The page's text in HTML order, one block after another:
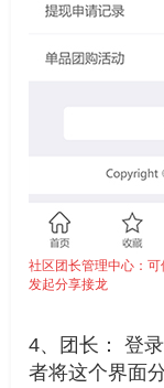
社区团长管理中心：
发起分享接龙
4、团长： 登
者将这个界面